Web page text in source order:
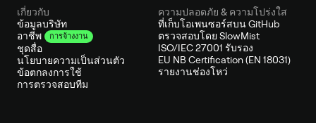
เกี่ยวกับ
ข้อมูลบริษัท
อาชีพ
การจ้างงาน
ชุดสื่อ
นโยบายความเป็นส่วนตัว
ข้อตกลงการใช้
การตรวจสอบทีม
ความปลอดภัย & ความโปร่งใส
ที่เก็บโอเพนซอร์สบน GitHub
ตรวจสอบโดย SlowMist
ISO/IEC 27001 รับรอง
EU NB Certification (EN 18031)
รายงานช่องโหว่